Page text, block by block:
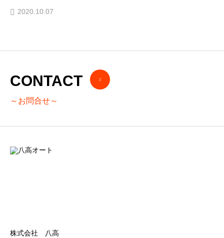
2020.10.07
CONTACT
～お問合せ～
株式会社 八高